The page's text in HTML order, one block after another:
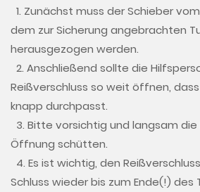
1. Zunächst muss der Schieber
dem zur Sicherung angebrachten
herausgezogen werden.
2. Anschließend sollte die
Reißverschluss so weit öffnen,
knapp durchpasst.
3. Bitte vorsichtig und langsam die
Öffnung schütten.
4. Es ist wichtig, den
Schluss wieder bis zum Ende(!) des